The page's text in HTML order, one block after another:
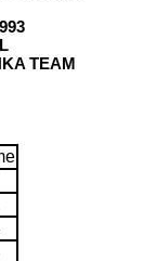
TEAM